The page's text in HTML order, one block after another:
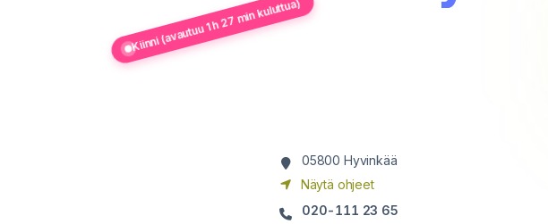
Kiinni (avautuu 1 h 27 min kuluttua)
05800 Hyvinkää
Näytä ohjeet
020-111 23 65